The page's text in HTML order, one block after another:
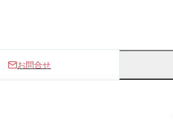
お問合せ